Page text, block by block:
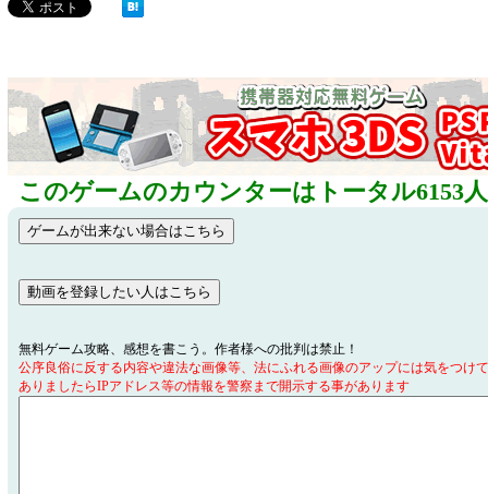
このゲームのカウンターはトータル6153
無料ゲーム攻略、感想を書こう。作者様への批判は禁止！
公序良俗に反する内容や違法な画像等、法にふれる画像のアップには気をつけ
ありましたらIPアドレス等の情報を警察まで開示する事があります